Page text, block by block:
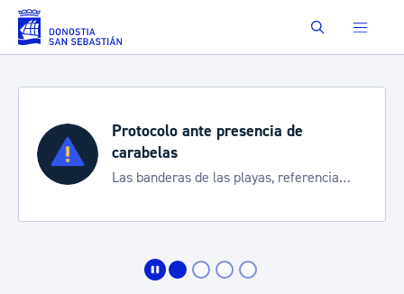
Saltar al contenido principal Buscar
Protocolo ante presencia de
carabelas
Las banderas de las playas, referencia